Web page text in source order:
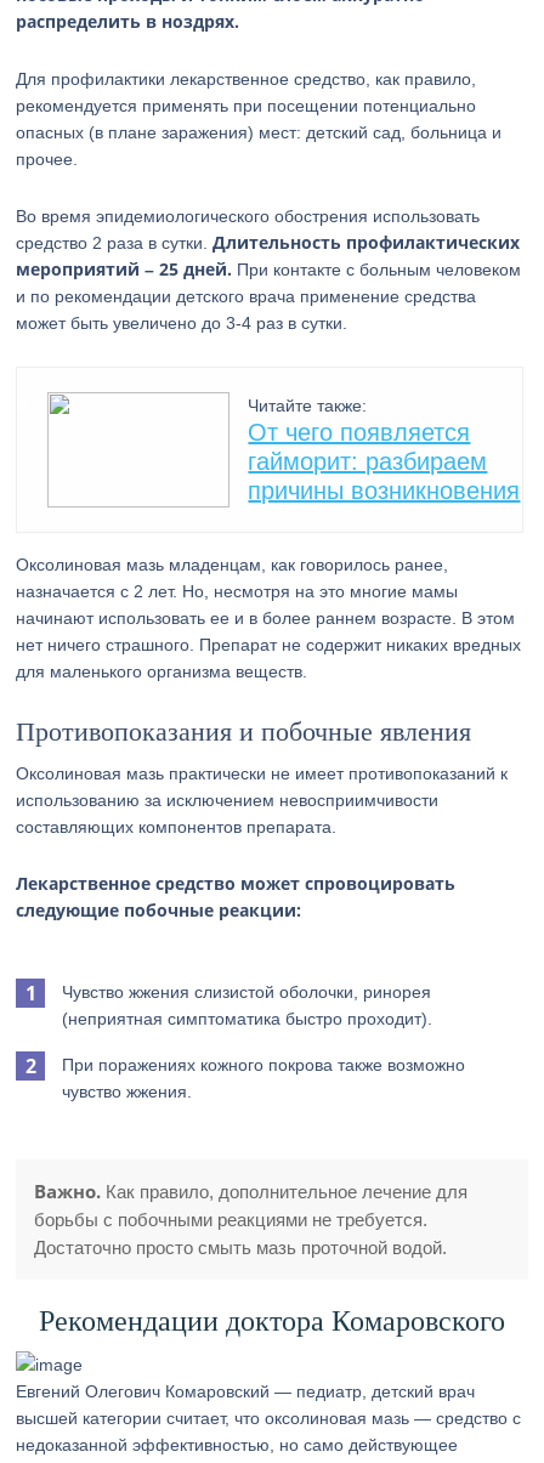
распределить в ноздрях.
Для профилактики лекарственное средство, как правило,
рекомендуется применять при посещении потенциально
опасных (в плане заражения) мест: детский сад, больница и
прочее.
Во время эпидемиологического обострения использовать
средство 2 раза в сутки.Длительность профилактических
мероприятий – 25 дней. При контакте с больным человеком
и по рекомендации детского врача применение средства
может быть увеличено до 3-4 раз в сутки.
Читайте также:
От чего появляется
гайморит: разбираем
причины возникновения
Оксолиновая мазь младенцам, как говорилось ранее,
назначается с 2 лет. Но, несмотря на это многие мамы
начинают использовать ее и в более раннем возрасте. В этом
нет ничего страшного. Препарат не содержит никаких вредных
для маленького организма веществ.
Противопоказания и побочные явления
Оксолиновая мазь практически не имеет противопоказаний к
использованию за исключением невосприимчивости
составляющих компонентов препарата.
Лекарственное средство может спровоцировать
следующие побочные реакции:
Чувство жжения слизистой оболочки, ринорея
(неприятная симптоматика быстро проходит).
При поражениях кожного покрова также возможно
чувство жжения.
Важно. Как правило, дополнительное лечение для
борьбы с побочными реакциями не требуется.
Достаточно просто смыть мазь проточной водой.
Рекомендации доктора Комаровского
Евгений Олегович Комаровский — педиатр, детский врач
высшей категории считает, что оксолиновая мазь — средство с
недоказанной эффективностью, но само действующее